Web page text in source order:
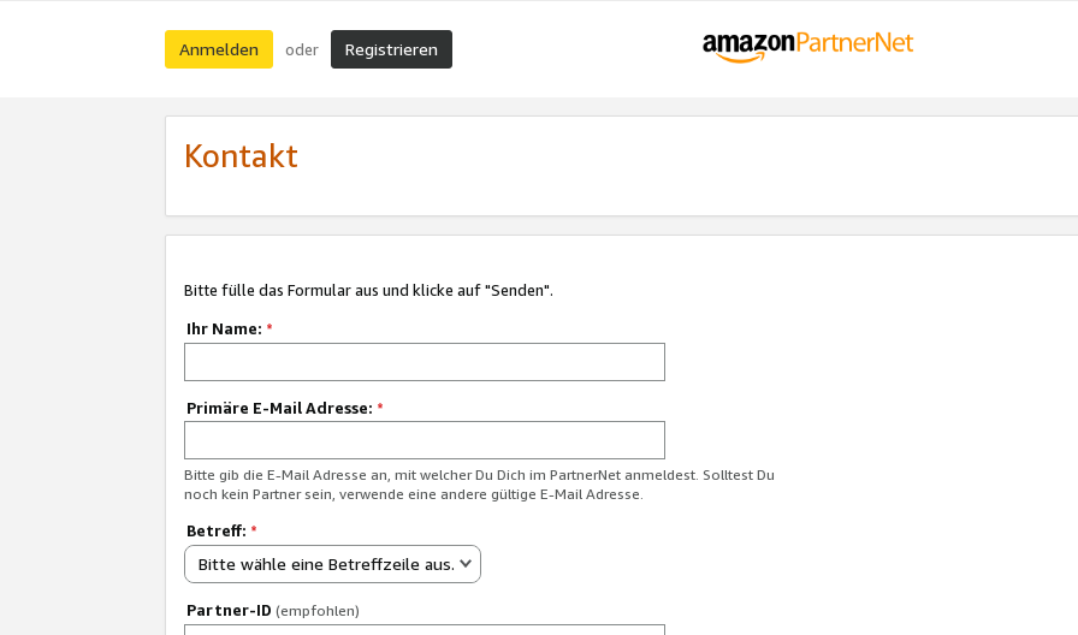
Anmelden oder Registrieren
Kontakt
Bitte fülle das Formular aus und klicke auf "Senden".
Ihr Name: *
Primäre E-Mail Adresse: *
Bitte gib die E-Mail Adresse an, mit welcher Du Dich im PartnerNet anmeldest. Solltest Du
noch kein Partner sein, verwende eine andere gültige E-Mail Adresse.
Betreff: *
Bitte wähle eine Betreffzeile aus.
Partner-ID (empfohlen)